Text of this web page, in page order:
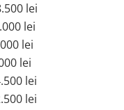
lei
lei
lei
lei
lei
lei